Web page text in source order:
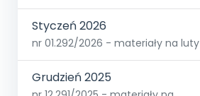
Styczeń 2026
nr 01.292/2026 - materiały na luty
Grudzień 2025